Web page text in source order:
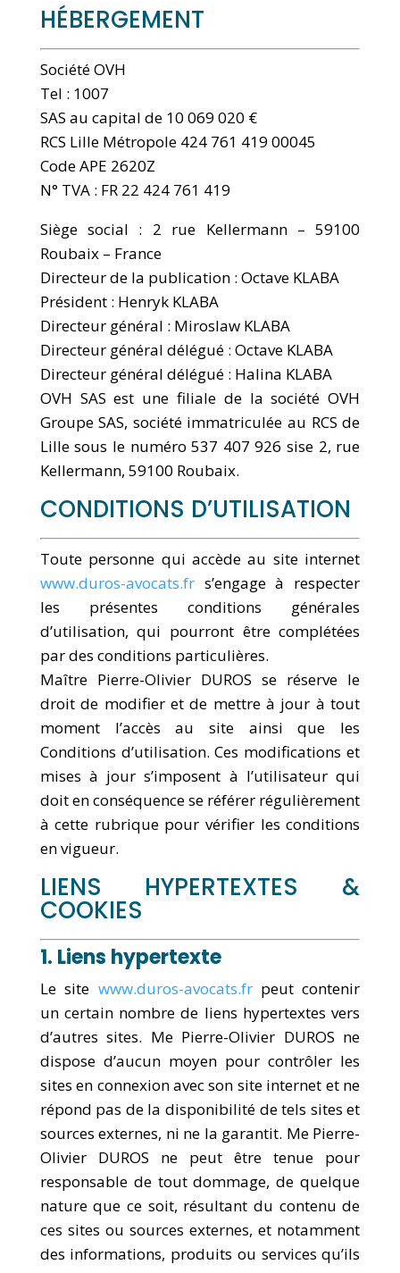
HÉBERGEMENT
Société OVH
Tel : 1007
SAS au capital de 10 069 020 €
RCS Lille Métropole 424 761 419 00045
Code APE 2620Z
N° TVA : FR 22 424 761 419
Siège social : 2 rue Kellermann – 59100
Roubaix – France
Directeur de la publication : Octave KLABA
Président : Henryk KLABA
Directeur général : Miroslaw KLABA
Directeur général délégué : Octave KLABA
Directeur général délégué : Halina KLABA
OVH SAS est une filiale de la société OVH
Groupe SAS, société immatriculée au RCS de
Lille sous le numéro 537 407 926 sise 2, rue
Kellermann, 59100 Roubaix.
CONDITIONS D’UTILISATION
Toute personne qui accède au site internet
www.duros-avocats.frs’engage à respecter
les présentes conditions générales
d’utilisation, qui pourront être complétées
par des conditions particulières.
Maître Pierre-Olivier DUROS se réserve le
droit de modifier et de mettre à jour à tout
moment l’accès au site ainsi que les
Conditions d’utilisation. Ces modifications et
mises à jour s’imposent à l’utilisateur qui
doit en conséquence se référer régulièrement
à cette rubrique pour vérifier les conditions
en vigueur.
LIENS HYPERTEXTES &
COOKIES
1. Liens hypertexte
Le site www.duros-avocats.fr peut contenir
un certain nombre de liens hypertextes vers
d’autres sites. Me Pierre-Olivier DUROS ne
dispose d’aucun moyen pour contrôler les
sites en connexion avec son site internet et ne
répond pas de la disponibilité de tels sites et
sources externes, ni ne la garantit. Me Pierre-
Olivier DUROS ne peut être tenue pour
responsable de tout dommage, de quelque
nature que ce soit, résultant du contenu de
ces sites ou sources externes, et notamment
des informations, produits ou services qu’ils